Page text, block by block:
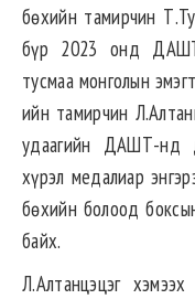
бөхийн тамирчин
бүр 2023 онд
тусмаа монголын
ийн тамирчин
удаагийн ДАШТ-нд
хүрэл медалиар
бөхийн болоод
байх.
Л.Алтанцэцэг